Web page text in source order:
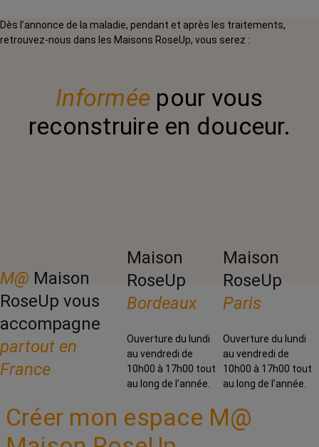
Dès l’annonce de la maladie, pendant et après les traitements,
retrouvez-nous dans les Maisons RoseUp, vous serez :
Informée pour vous
reconstruire en douceur.
M@ Maison
RoseUp vous
accompagne
partout en
France
Maison
RoseUp
Bordeaux
Ouverture du lundi
au vendredi de
10h00 à 17h00 tout
au long de l’année.
Maison
RoseUp
Paris
Ouverture du lundi
au vendredi de
10h00 à 17h00 tout
au long de l’année.
Créer mon espace M@